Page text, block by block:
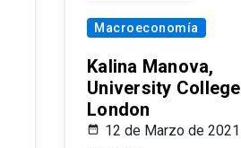
Macroeconomía
Kalina Manova,
University College
London
12 de Marzo de 2021